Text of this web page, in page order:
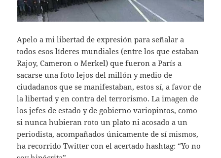
Apelo a mi libertad de expresión para señalar a
todos esos líderes mundiales (entre los que estaban
Rajoy, Cameron o Merkel) que fueron a París a
sacarse una foto lejos del millón y medio de
ciudadanos que se manifestaban, estos sí, a favor de
la libertad y en contra del terrorismo. La imagen de
los jefes de estado y de gobierno variopintos, como
si nunca hubieran roto un plato ni acosado a un
periodista, acompañados únicamente de sí mismos,
ha recorrido Twitter con el acertado hashtag: “Yo no